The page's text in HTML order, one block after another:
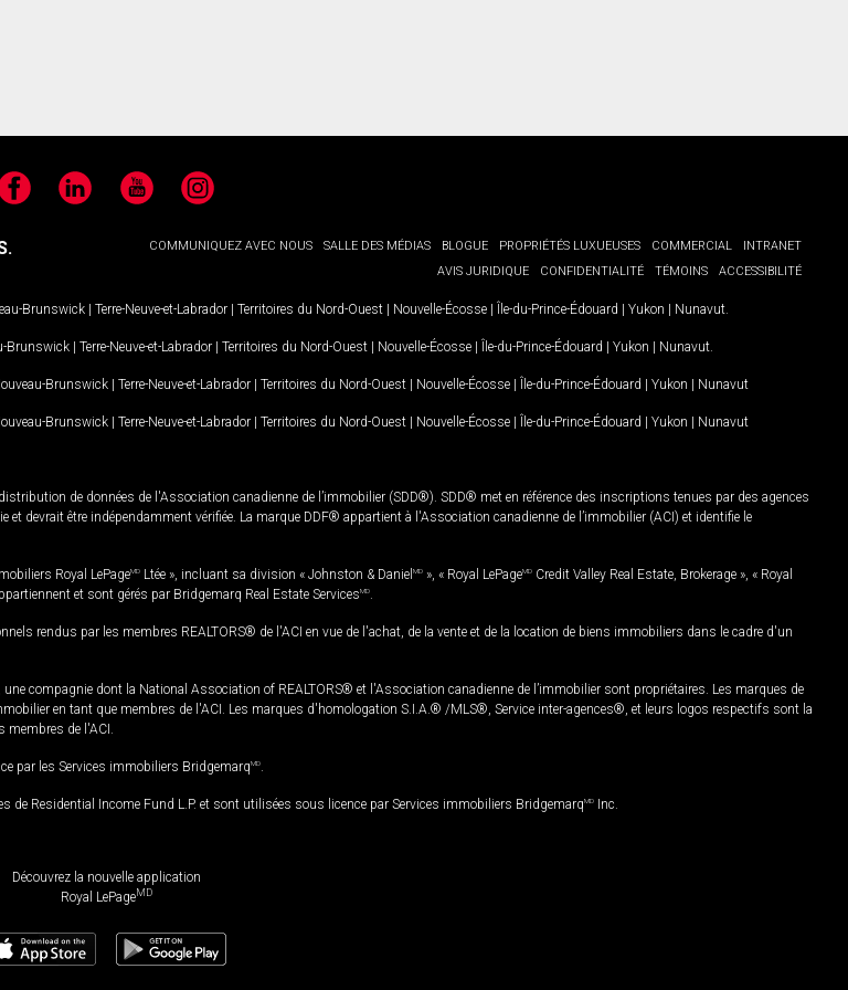
LinkedIn YouTubeInstagram
COMMUNIQUEZ AVEC NOUS SALLE DES MÉDIAS BLOGUE PROPRIÉTÉS LUXUEUSES COMMERCIAL
INTRANET
AVIS JURIDIQUE
CONFIDENTIALITÉ TÉMOINS ACCESSIBILITÉ
Brunswick | Terre-Neuve-et-Labrador | Territoires du Nord-Ouest | Nouvelle-Écosse | Île-du-Prince-Édouard | Yukon | Nunavut
Brunswick | Terre-Neuve-et-Labrador | Territoires du Nord-Ouest | Nouvelle-Écosse | Île-du-Prince-Édouard | Yukon | Nunavut
Brunswick | Terre-Neuve-et-Labrador | Territoires du Nord-Ouest | Nouvelle-Écosse | Île-du-Prince-Édouard | Yukon | Nunavut
Brunswick | Terre-Neuve-et-Labrador | Territoires du Nord-Ouest | Nouvelle-Écosse | Île-du-Prince-Édouard | Yukon | Nunavut
de données de l'Association canadienne de l’immobilier (SDD®). SDD® met en référence des inscriptions tenues par des agences
devrait être indépendamment vérifiée. La marque DDF® appartient à l'Association canadienne de l’immobilier (ACI) et identifie le
Royal LePageMD Ltée », incluant sa division « Johnston & Daniel MD », « Royal LePageMD Credit Valley Real Estate, Brokerage », « Royal
et sont gérés par Bridgemarq Real Estate ServicesMD
rendus par les membres REALTORS® de l'ACI en vue de l'achat, de la vente et de la location de biens immobiliers dans le cadre d'un
compagnie dont la National Association of REALTORS® et l'Association canadienne de l’immobilier sont propriétaires. Les marques de
en tant que membres de l'ACI. Les marques d'homologation S.I.A.® /MLS®, Service inter-agences®, et leurs logos respectifs sont la
de l'ACI.
par les Services immobiliers BridgemarqMD
de Residential Income Fund L.P. et sont utilisées sous licence par Services immobiliers BridgemarqMD Inc.
Découvrez la nouvelle application
Royal LePageMD